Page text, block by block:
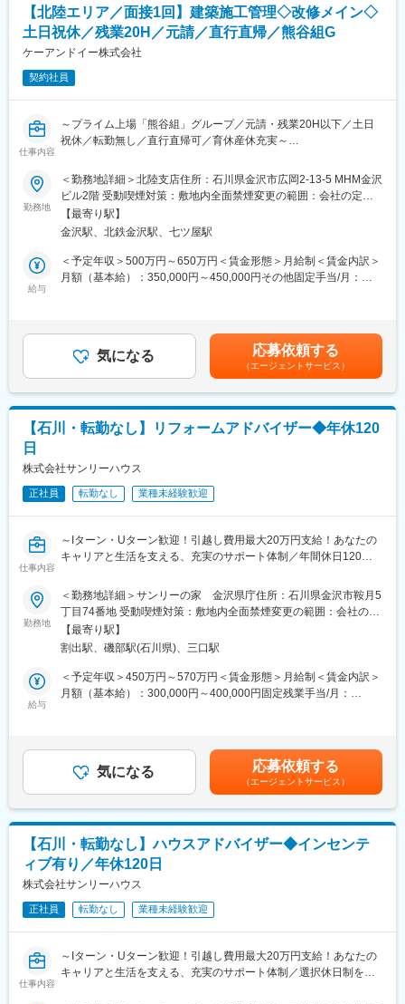
また、転勤有無等ご自身でコースの選択がいただけるほか、役職
定年なしのためご年収の維持も叶い、長期的にご活躍いただけま
す。
変更の範囲：当社業務全般
▽主に以下が全体像になりますが、業務習得の状況に応じて徐々
にお任せしていきます。
（1）取引先企業（ゼネコンなど）からの空調設備、給排水設備工
事のご相談やご依頼
（2）設計部、積算部、工事部などと連携して製品見積りや工事見
積作成提案
（3）設備・工事プラン提案および見積り提案
（4）受注
（5）工事部門と連携して製品納品及び工事に関する調整業務
■入社後の流れ：
先輩社員に同行し、建築設備の知識を習得していきます。社内各
部署との連携も多くなりますので、研修を通じて社内コミュニケ
ーションも図っていただきます。また、ご経験やスキルに応じ
様々な案件でご活躍いただけます。
スペシャリストとして、トータルエンジニアリングでのサービス
を提供しています。また、半導体や液晶装置メーカー向けの「超
精密制御装置」の製造・販売も手掛けており、設備工事会社では
希有なメーカー機能も有しています。
◎東証プライム上場の大手企業ですが、社員間の距離が近く風通
しの良い社風です。また、ボトムアップ型で、メンバークラスか
ます。
【北陸エリア／面接1回】建築施工管理◇改修メイン◇
土日祝休／残業20H／元請／直行直帰／熊谷組G
ケーアンドイー株式会社
契約社員
仕事内容
～プライム上場「熊谷組」グループ／元請・残業20H以下／土日
祝休／転勤無し／直行直帰可／育休産休充実～
■業務詳細：
建築および設備のリニューアル工事の企画設計～施工を手掛ける
当社にて、元請の立場での建築施工管理業務をご担当いただきま
す。
民間案件が8割で、病院やホテル、学校、アトラクション施設など
のリニューアル工事を手掛けていただきます。
ご経験に応じて作業所長としてご活躍いただくことも可能です。
い場合は1カ月程度です。
・直行直帰：可能です。社員も直行直帰で勤務されている方が多
・担当エリア：石川、福井が8割程度、富山、新潟も一部案件とし
てございます。担当案件はお住まいを考慮しますのでご安心くだ
仮住まいを提供します。
・担当案件：基本は1名1案件体制となります。小規模工事の場合
には掛け持ちが発生しますが、社員の負担が増えないような業務
配分をしております。
■魅力：
・半年の試用期間後正社員登用となります。過去の正社員登用率
・完全週休2日制（土日祝）、直行直帰可能、施工管理の残業時間
平均が20時間のため、ワークライフバランスを整えて働くことが
できます。
・転勤や拠点異動はございませんので、地元で安定して長く働く
・社員同士のコミュニケーションを重んじる風土です。上司、役
員等であっても気軽に相談しやすい雰囲気に包まれており、非常
年代のボリュームゾーンは50代ですが、20代～50代まで幅広い年
代層の方が活躍しております。
■当社の特徴：
東証プライム上場、創業125年の歴史を誇る大手ゼネコン「熊谷
組」のグループ会社で、安定性は抜群です。熊谷組の建築技術力
を発揮しながら、リニューアル業界No.1を目指します。
変更の範囲：会社の定める業務
勤務地
＜勤務地詳細＞北陸支店住所：石川県金沢市広岡2-13-5 MHM金沢
ビル2階 受動喫煙対策：敷地内全面禁煙変更の範囲：会社の定め
る事業所
【最寄り駅】
金沢駅、北鉄金沢駅、七ツ屋駅
給与
＜予定年収＞500万円～650万円＜賃金形態＞月給制＜賃金内訳＞
月額（基本給）：350,000円～450,000円その他固定手当/月：
月）■モデル年収：700万円／月給450,000円（外勤手当20,000円/
月、地域手当8,000～15,000円/月含む）賃金はあくまでも目安の
金額であり、選考を通じて上下する可能性があります。月給(月額)
は固定手当を含めた表記です。
気になる 応募依頼する
（エージェントサービス）
【石川・転勤なし】リフォームアドバイザー◆年休120
日
株式会社サンリーハウス
正社員 転勤なし 業種未経験歓迎
仕事内容
～Iターン・Uターン歓迎！引越し費用最大20万円支給！あなたの
キャリアと生活を支える、充実のサポート体制／年間休日120日
＼この求人の特徴♪／
★当社の雰囲気
風通しの良い職場環境が特徴です。
意見が反映されやすく、働きやすい職場を実現しています。
★未経験からでも活躍できる環境
★自分に合ったはたらき方を！
選択休日制を導入しており、年末年始、GW、夏季休暇などと組み
合わせることで、最長8日間の連続休暇を取得可能！
・自社／他社物件の建築営業の総合職です。お客様のご要望を伺
い、最適なプランを提案するとともに、工事完了後の点検やアフ
ターフォローまで担当いただきます。
・新規提案だけでなく、既存のお客様との長期的な信頼関係づく
りを大切にする仕事です。
■詳細：
・住宅リフォームやメンテナンスに関する営業活動（お客様のご
自宅を訪問し、暮らしのお困りごと・ご要望をヒアリング）
・現地調査をもとに、提案内容や見積書作成
勤務地
＜勤務地詳細＞サンリーの家 金沢県庁住所：石川県金沢市鞍月5
丁目74番地 受動喫煙対策：敷地内全面禁煙変更の範囲：会社の定
める事業所
【最寄り駅】
割出駅、磯部駅(石川県)、三口駅
給与
＜予定年収＞450万円～570万円＜賃金形態＞月給制＜賃金内訳＞
月額（基本給）：300,000円～400,000円固定残業手当/月：
限32時間を超える時間外労働は追加で支給します。・賞与／あり
（決算賞与／業績による）、別途インセンティブあり・昇給／あ
り（1月あたり0～10,000円前年度実績）・「資格手当」～50,000
円・引越し費用最大20万円支給賃金はあくまでも目安の金額であ
り、選考を通じて上下する可能性があります。月給(月額)は固定手
当を含めた表記です。
気になる 応募依頼する
（エージェントサービス）
【石川・転勤なし】ハウスアドバイザー◆インセンテ
ィブ有り／年休120日
株式会社サンリーハウス
正社員 転勤なし 業種未経験歓迎
仕事内容
～Iターン・Uターン歓迎！引越し費用最大20万円支給！あなたの
キャリアと生活を支える、充実のサポート体制／選択休日制を導